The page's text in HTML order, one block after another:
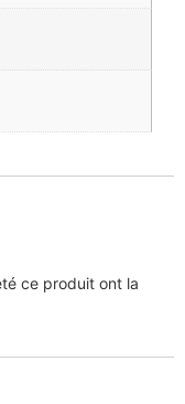
ce produit ont la